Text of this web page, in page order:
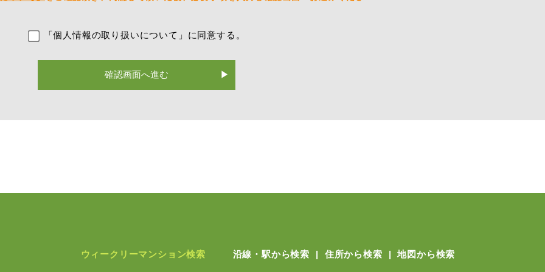
「個人情報の取り扱いについて」に同意する。
確認画面へ進む
ウィークリーマンション検索 沿線・駅から検索 住所から検索 地図から検索